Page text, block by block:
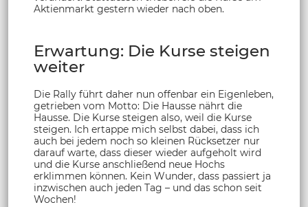
Aktienmarkt gestern wieder nach oben.
Erwartung: Die Kurse steigen
weiter
Die Rally führt daher nun offenbar ein Eigenleben,
getrieben vom Motto: Die Hausse nährt die
Hausse. Die Kurse steigen also, weil die Kurse
steigen. Ich ertappe mich selbst dabei, dass ich
auch bei jedem noch so kleinen Rücksetzer nur
darauf warte, dass dieser wieder aufgeholt wird
und die Kurse anschließend neue Hochs
erklimmen können. Kein Wunder, dass passiert ja
inzwischen auch jeden Tag – und das schon seit
Wochen!